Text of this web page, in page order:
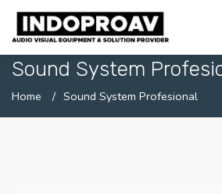
Sound System
Home Sound System Profesional